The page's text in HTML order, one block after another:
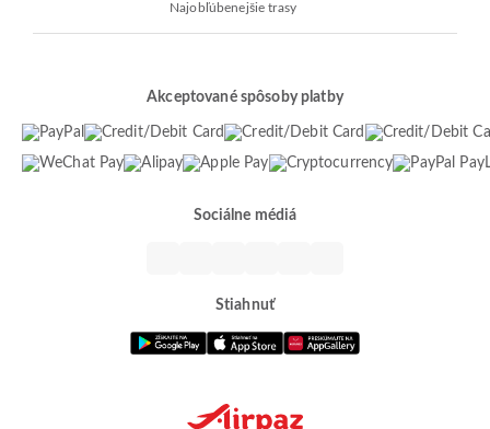
Najobľúbenejšie trasy
Akceptované spôsoby platby
Sociálne médiá
Stiahnuť